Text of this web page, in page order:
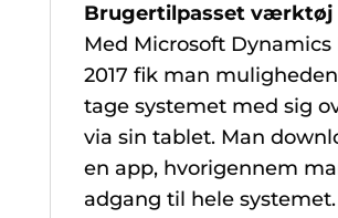
Brugertilpasset værktøj
Med Microsoft Dynamics
2017 fik man
tage systemet med sig
via sin tablet. Man
en app, hvorigennem
adgang til hele systemet.